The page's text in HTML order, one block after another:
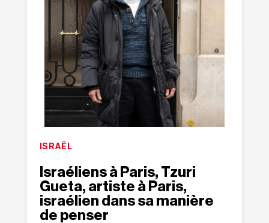
ISRAËL
Israéliens à Paris, Tzuri
Gueta, artiste à Paris,
israélien dans sa manière
de penser